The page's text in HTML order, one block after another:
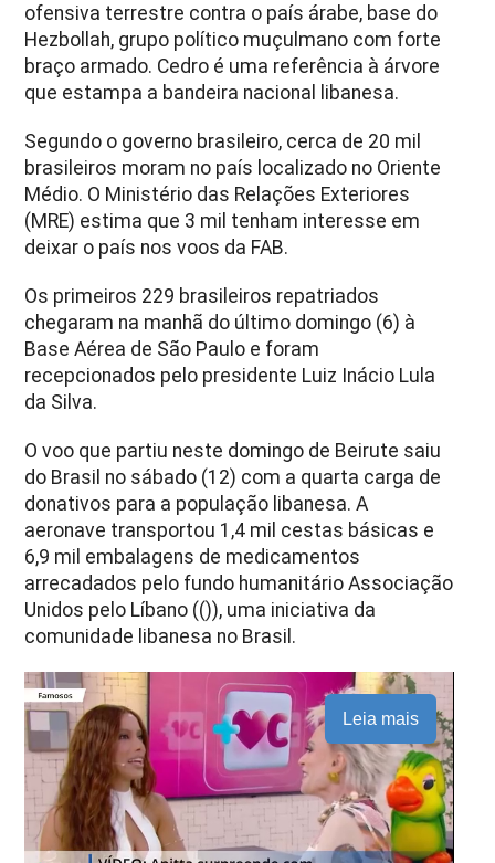
ofensiva terrestre contra o país árabe, base do
Hezbollah, grupo político muçulmano com forte
braço armado. Cedro é uma referência à árvore
que estampa a bandeira nacional libanesa.
Segundo o governo brasileiro, cerca de 20 mil
brasileiros moram no país localizado no Oriente
Médio. O Ministério das Relações Exteriores
(MRE) estima que 3 mil tenham interesse em
deixar o país nos voos da FAB.
Os primeiros 229 brasileiros repatriados
chegaram na manhã do último domingo (6) à
Base Aérea de São Paulo e foram
recepcionados pelo presidente Luiz Inácio Lula
da Silva.
O voo que partiu neste domingo de Beirute saiu
do Brasil no sábado (12) com a quarta carga de
donativos para a população libanesa. A
aeronave transportou 1,4 mil cestas básicas e
6,9 mil embalagens de medicamentos
arrecadados pelo fundo humanitário Associação
Unidos pelo Líbano (()), uma iniciativa da
comunidade libanesa no Brasil.
Leia mais